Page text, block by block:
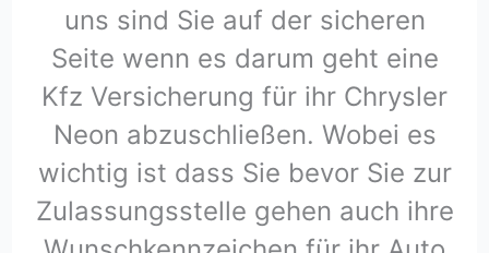
uns sind Sie auf der sicheren
Seite wenn es darum geht eine
Kfz Versicherung für ihr Chrysler
Neon abzuschließen. Wobei es
wichtig ist dass Sie bevor Sie zur
Zulassungsstelle gehen auch ihre